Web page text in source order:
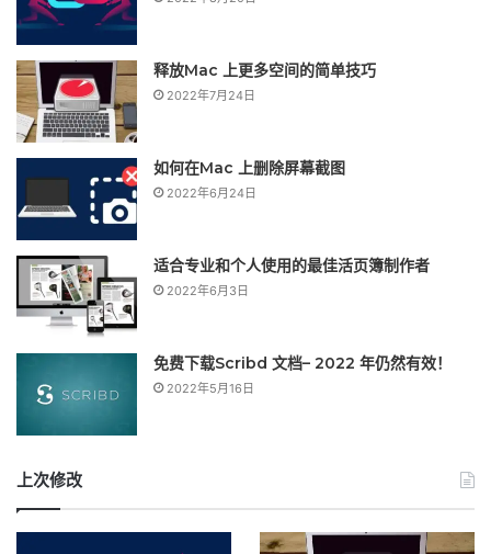
释放Mac 上更多空间的简单技巧
2022年7月24日
如何在Mac 上删除屏幕截图
2022年6月24日
适合专业和个人使用的最佳活页簿制作者
2022年6月3日
免费下载Scribd 文档– 2022 年仍然有效！
2022年5月16日
上次修改